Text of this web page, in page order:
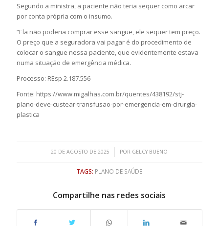
Segundo a ministra, a paciente não teria sequer como arcar
por conta própria com o insumo.
“Ela não poderia comprar esse sangue, ele sequer tem preço.
O preço que a seguradora vai pagar é do procedimento de
colocar o sangue nessa paciente, que evidentemente estava
numa situação de emergência médica.
Processo: REsp 2.187.556
Fonte: https://www.migalhas.com.br/quentes/438192/stj-
plano-deve-custear-transfusao-por-emergencia-em-cirurgia-
plastica
20 DE AGOSTO DE 2025
/ POR GELCY BUENO
TAGS: PLANO DE SAÚDE
Compartilhe nas redes sociais